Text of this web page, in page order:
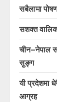
सबैलामा
सशक्त
चीन–नेपाल
सुङ्ग
यी प्रदेशमा
आग्रह